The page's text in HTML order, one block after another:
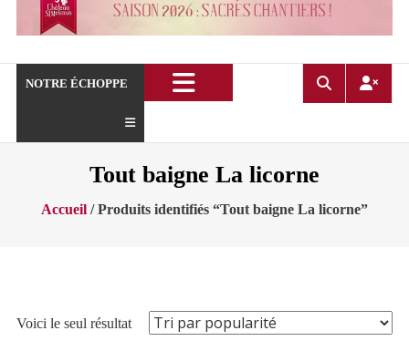
Mesmin
NOTRE ÉCHOPPE
Tout baigne La licorne
Accueil/ Produits identifiés “Tout baigne La licorne”
Voici le seul résultat